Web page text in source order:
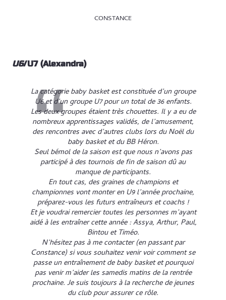
CONSTANCE
U6/U7 (Alexandra)
La catégorie baby basket est constituée d’un groupe
U6 et d’un groupe U7 pour un total de 36 enfants.
Les deux groupes étaient très chouettes. Il y a eu de
nombreux apprentissages validés, de l’amusement,
des rencontres avec d’autres clubs lors du Noël du
baby basket et du BB Héron.
Seul bémol de la saison est que nous n’avons pas
participé à des tournois de fin de saison dû au
manque de participants.
En tout cas, des graines de champions et
championnes vont monter en U9 l’année prochaine,
préparez-vous les futurs entraîneurs et coachs !
Et je voudrai remercier toutes les personnes m’ayant
aidé à les entraîner cette année : Assya, Arthur, Paul,
Bintou et Timéo.
N’hésitez pas à me contacter (en passant par
Constance) si vous souhaitez venir voir comment se
passe un entraînement de baby basket et pourquoi
pas venir m’aider les samedis matins de la rentrée
prochaine. Je suis toujours à la recherche de jeunes
du club pour assurer ce rôle.